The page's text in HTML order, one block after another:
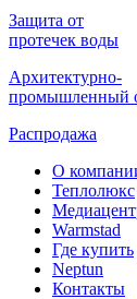
Защита от
протечек воды
Архитектурно-
промышленный
Распродажа
О
Теплолюкс
Warmstad
Где купить
Neptun
Контакты